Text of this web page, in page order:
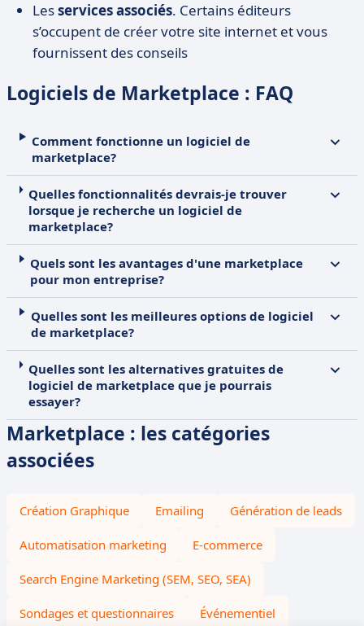
Lesservicesassociés. Certains éditeurs
s’occupent de créer votre site internet et vous
fournissent des conseils
Logiciels de Marketplace : FAQ
Comment fonctionne un logiciel de
marketplace?
Quelles fonctionnalités devrais-je trouver
lorsque je recherche un logiciel de
marketplace?
Quels sont les avantages d'une marketplace
pour mon entreprise?
Quelles sont les meilleures options de logiciel
de marketplace?
Quelles sont les alternatives gratuites de
logiciel de marketplace que je pourrais
essayer?
Marketplace : les catégories
associées
Création Graphique Emailing Génération de leads
Automatisation marketing E-commerce
Search Engine Marketing (SEM, SEO, SEA)
Sondages et questionnaires Événementiel